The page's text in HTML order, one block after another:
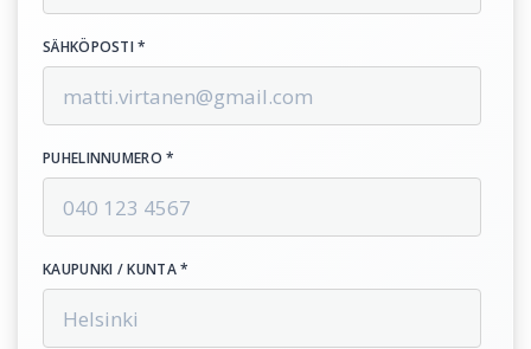
SÄHKÖPOSTI *
PUHELINNUMERO *
KAUPUNKI / KUNTA *